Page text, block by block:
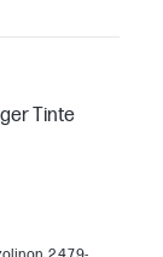
Tinte